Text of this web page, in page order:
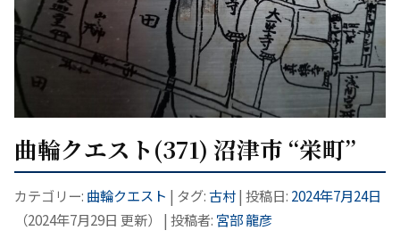
曲輪クエスト(371) 沼津市 “栄町”
カテゴリー: 曲輪クエスト | タグ:古村| 投稿日: 2024年7月24日
（2024年7月29日 更新） | 投稿者: 宮部 龍彦